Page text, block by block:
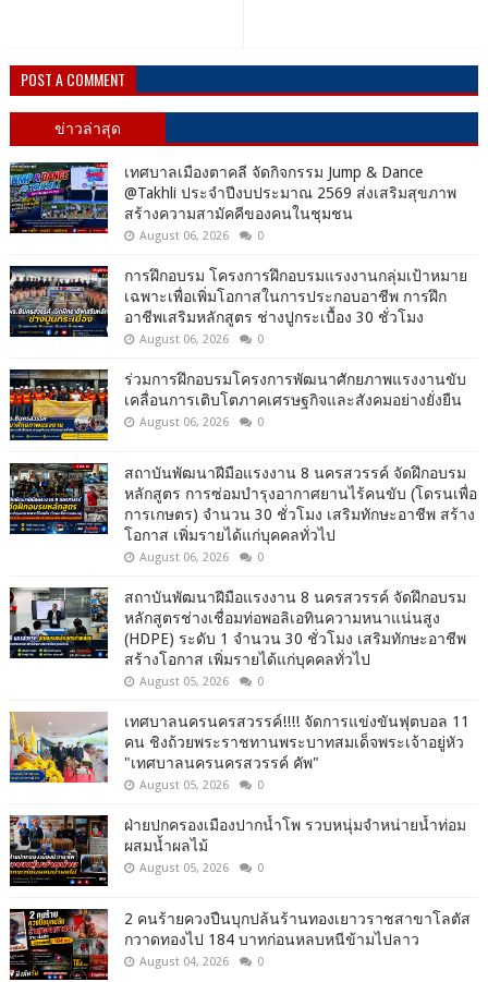
POST A COMMENT
ข่าวล่าสุด
เทศบาลเมืองตาคลี จัดกิจกรรม Jump & Dance
@Takhli ประจำปีงบประมาณ 2569 ส่งเสริมสุขภาพ
สร้างความสามัคคีของคนในชุมชน
August 06, 2026 0
การฝึกอบรม โครงการฝึกอบรมแรงงานกลุ่มเป้าหมาย
เฉพาะเพื่อเพิ่มโอกาสในการประกอบอาชีพ การฝึก
อาชีพเสริมหลักสูตร ช่างปูกระเบื้อง 30 ชั่วโมง
August 06, 2026 0
ร่วมการฝึกอบรมโครงการพัฒนาศักยภาพแรงงานขับ
เคลื่อนการเติบโตภาคเศรษฐกิจและสังคมอย่างยั่งยืน
August 06, 2026 0
สถาบันพัฒนาฝีมือแรงงาน 8 นครสวรรค์ จัดฝึกอบรม
หลักสูตร การซ่อมบำรุงอากาศยานไร้คนขับ (โดรนเพื่อ
การเกษตร) จำนวน 30 ชั่วโมง เสริมทักษะอาชีพ สร้าง
โอกาส เพิ่มรายได้แก่บุคคลทั่วไป
August 06, 2026 0
สถาบันพัฒนาฝีมือแรงงาน 8 นครสวรรค์ จัดฝึกอบรม
หลักสูตรช่างเชื่อมท่อพอลิเอทินความหนาแน่นสูง
(HDPE) ระดับ 1 จำนวน 30 ชั่วโมง เสริมทักษะอาชีพ
สร้างโอกาส เพิ่มรายได้แก่บุคคลทั่วไป
August 05, 2026 0
เทศบาลนครนครสวรรค์!!!! จัดการแข่งขันฟุตบอล 11
คน ชิงถ้วยพระราชทานพระบาทสมเด็จพระเจ้าอยู่หัว
"เทศบาลนครนครสวรรค์ คัพ"
August 05, 2026 0
ฝ่ายปกครองเมืองปากน้ำโพ รวบหนุ่มจำหน่ายน้ำท่อม
ผสมน้ำผลไม้
August 05, 2026 0
2 คนร้ายควงปืนบุกปล้นร้านทองเยาวราชสาขาโลตัส
กวาดทองไป 184 บาทก่อนหลบหนีข้ามไปลาว
August 04, 2026 0